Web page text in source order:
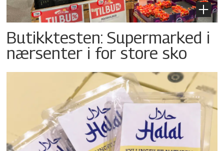
Butikktesten: Supermarked i
nærsenter i for store sko